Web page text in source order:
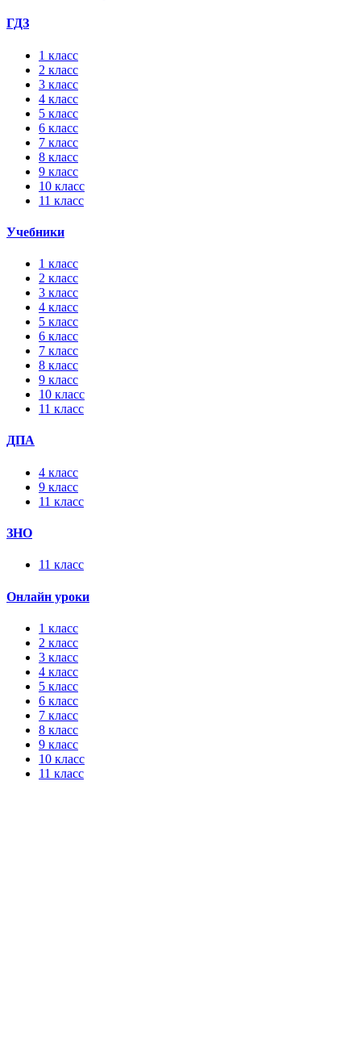
ГДЗ
1 класс
2 класс
3 класс
4 класс
5 класс
6 класс
7 класс
8 класс
9 класс
10 класс
11 класс
Учебники
1 класс
2 класс
3 класс
4 класс
5 класс
6 класс
7 класс
8 класс
9 класс
10 класс
11 класс
ДПА
4 класс
9 класс
11 класс
ЗНО
11 класс
Онлайн уроки
1 класс
2 класс
3 класс
4 класс
5 класс
6 класс
7 класс
8 класс
9 класс
10 класс
11 класс